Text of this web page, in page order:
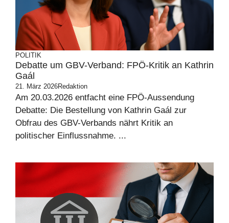
POLITIK
Debatte um GBV-Verband: FPÖ-Kritik an Kathrin
Gaál
21. März 2026Redaktion
Am 20.03.2026 entfacht eine FPÖ-Aussendung
Debatte: Die Bestellung von Kathrin Gaál zur
Obfrau des GBV-Verbands nährt Kritik an
politischer Einflussnahme. ...